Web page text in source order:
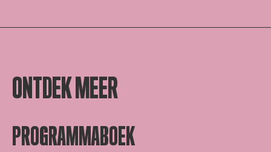
ONTDEK MEER
PROGRAMMABOEK